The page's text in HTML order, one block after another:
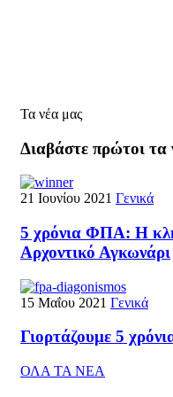
Τα νέα μας
Διαβάστε πρώτοι τα
21 Ιουνίου 2021 Γενικά
5 χρόνια ΦΠΑ: Η
Αρχοντικό Αγκωνάρι
15 Μαΐου 2021 Γενικά
Γιορτάζουμε 5
ΟΛΑ ΤΑ ΝΕΑ